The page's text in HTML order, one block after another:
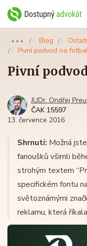
●●● Blog
Pivní podvod na
Pivní
JUDr. Ondřej
ČAK 15597
13. července 2016
Shrnutí: Možná
fanoušků všimli
strohým textem
specifickém fontu
světoznámými
reklamu, která